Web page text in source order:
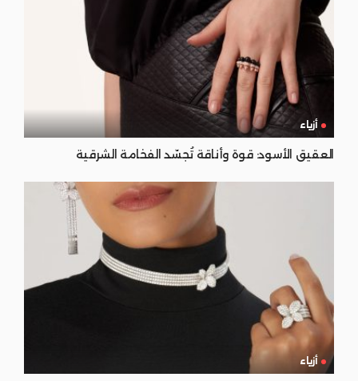
أزياء
العقيق الأسود: قوة وأناقة تُجسّد الفخامة الشرقية
أزياء